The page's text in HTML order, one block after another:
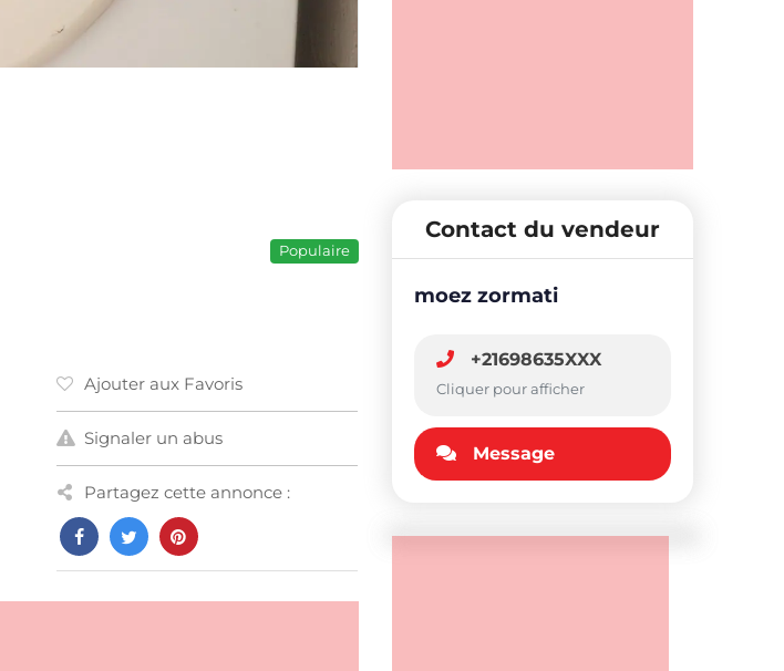
Populaire
Ajouter aux Favoris
Signaler un abus
Partagez cette annonce :
Contact du vendeur
moez zormati
+21698635XXX
Cliquer pour afficher
Message